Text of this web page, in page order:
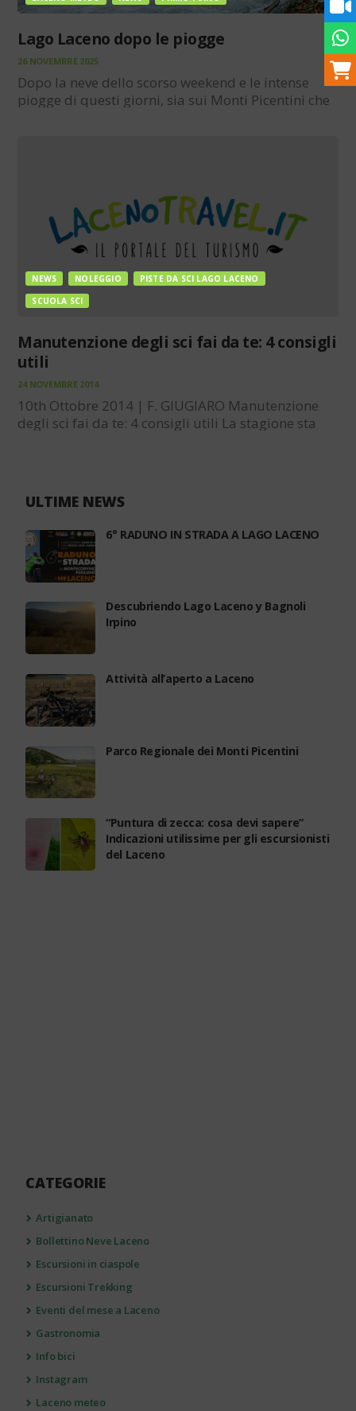
Lago Laceno dopo le piogge
26 NOVEMBRE 2025
Dopo la neve dello scorso weekend e le intense
piogge di questi giorni, sia sui Monti Picentini che
NEWS NOLEGGIO
PISTE DA SCI LAGO LACENO
SCUOLA SCI
Manutenzione degli sci fai da te: 4 consigli
utili
24 NOVEMBRE 2014
10th Ottobre 2014 | F. GIUGIARO Manutenzione
degli sci fai da te: 4 consigli utili La stagione sta
ULTIME NEWS
6° RADUNO IN STRADA A LAGO LACENO
Descubriendo Lago Laceno y Bagnoli
Irpino
Attività all’aperto a Laceno
Parco Regionale dei Monti Picentini
“Puntura di zecca: cosa devi sapere”
Indicazioni utilissime per gli escursionisti
del Laceno
CATEGORIE
Artigianato
Bollettino Neve Laceno
Escursioni in ciaspole
Escursioni Trekking
Eventi del mese a Laceno
Gastronomia
Info bici
Instagram
Laceno meteo